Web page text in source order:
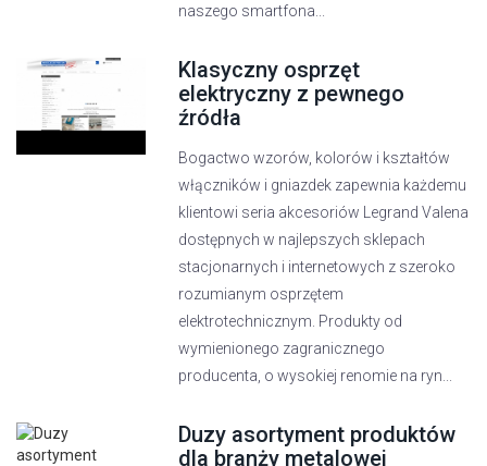
naszego smartfona...
Klasyczny osprzęt
elektryczny z pewnego
źródła
Bogactwo wzorów, kolorów i kształtów
włączników i gniazdek zapewnia każdemu
klientowi seria akcesoriów Legrand Valena
dostępnych w najlepszych sklepach
stacjonarnych i internetowych z szeroko
rozumianym osprzętem
elektrotechnicznym. Produkty od
wymienionego zagranicznego
producenta, o wysokiej renomie na ryn...
Duzy asortyment produktów
dla branży metalowej